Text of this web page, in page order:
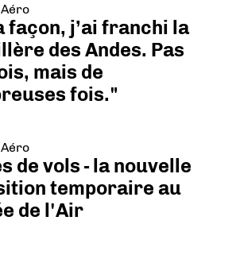
façon, j’ai franchi la
des Andes. Pas
mais de
fois."
de vols - la nouvelle
temporaire au
de l'Air